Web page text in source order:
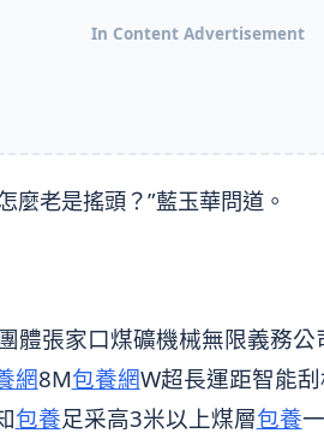
In Content Advertisement
麼老是搖頭？”藍玉華問道。
體張家口煤礦機械無限義務公
網8M包養網W超長運距智能
包養足采高3米以上煤層包養